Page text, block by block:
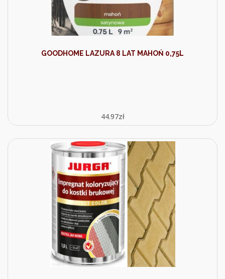
GOODHOME LAZURA 8 LAT MAHOŃ 0,75L
44.97zł